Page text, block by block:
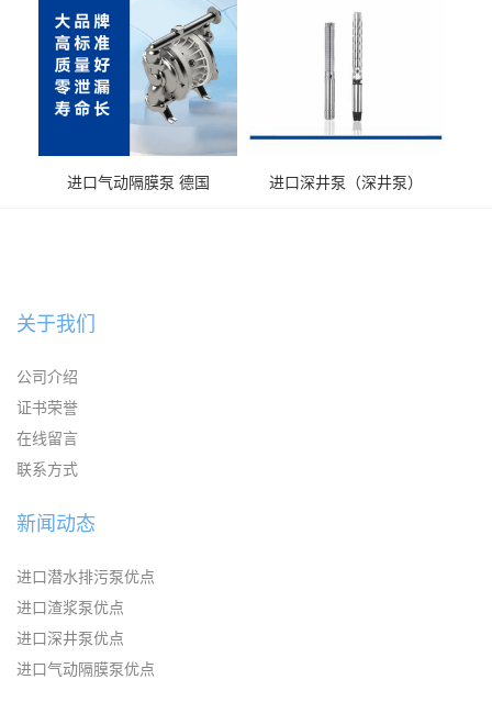
进口气动隔膜泵 德国
进口深井泵（深井泵）
关于我们
公司介绍
证书荣誉
在线留言
联系方式
新闻动态
进口潜水排污泵优点
进口渣浆泵优点
进口深井泵优点
进口气动隔膜泵优点